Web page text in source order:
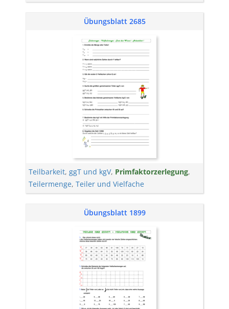
Übungsblatt 2685
Teilbarkeit, ggT und kgV, Primfaktorzerlegung,
Teilermenge, Teiler und Vielfache
Übungsblatt 1899